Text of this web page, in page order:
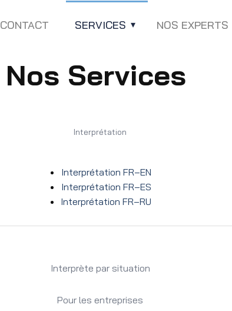
CONTACT SERVICES NOS EXPERTS
Nos Services
Interprétation
Interprétation FR–EN
Interprétation FR–ES
Interprétation FR–RU
Interprète par situation
Pour les entreprises